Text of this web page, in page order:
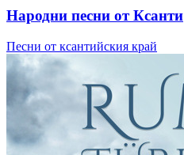
Народни песни от Ксанти
Песни от ксантийския край